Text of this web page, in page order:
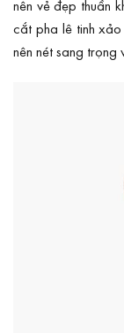
nên vẻ đẹp thuần
cắt pha lê tinh
nên nét sang trọng